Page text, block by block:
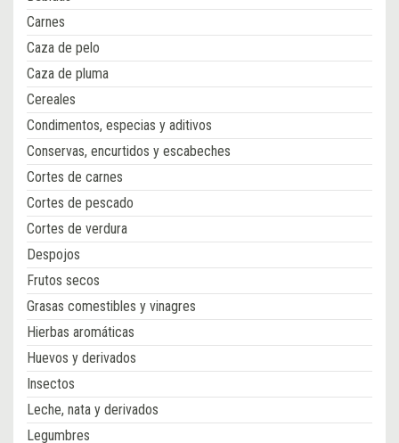
Carnes
Caza de pelo
Caza de pluma
Cereales
Condimentos, especias y aditivos
Conservas, encurtidos y escabeches
Cortes de carnes
Cortes de pescado
Cortes de verdura
Despojos
Frutos secos
Grasas comestibles y vinagres
Hierbas aromáticas
Huevos y derivados
Insectos
Leche, nata y derivados
Legumbres